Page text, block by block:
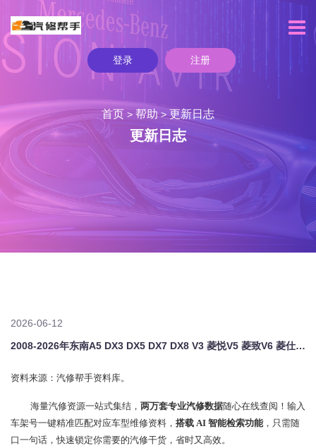
登录 注册
首页 > 帮助>更新日志
更新日志
2026-06-12
2008-2026年东南A5 DX3 DX5 DX7 DX8 V3 菱悦V5 菱致V6 菱仕原厂维修手册电路图资料、维修资料、汽修资料库、正时资料、螺丝扭力、拆装步骤、故障码、针脚定义、保险盒图解、发动机大修资料、变速箱维修资料、底盘维修图纸、车身线路图、传感器线路图、数据流资料、线束走向图、继电器位置图、空调维修图纸、车身控制模块资料、发动机正时图解、大修装配数据、通病故障案例、新能源高压电路图
资料来源：汽修帮手资料库。
海量汽修资源一站式集结， 两万套专业汽修数据随心在线查阅！输入
车架号一键精准匹配对应车型维修资料， 搭载 AI 智能检索功能 ，只需随
口一句话，快速锁定你需要的汽修干货，省时又高效。